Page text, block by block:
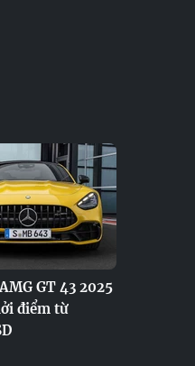
GT 43 2025
điểm từ